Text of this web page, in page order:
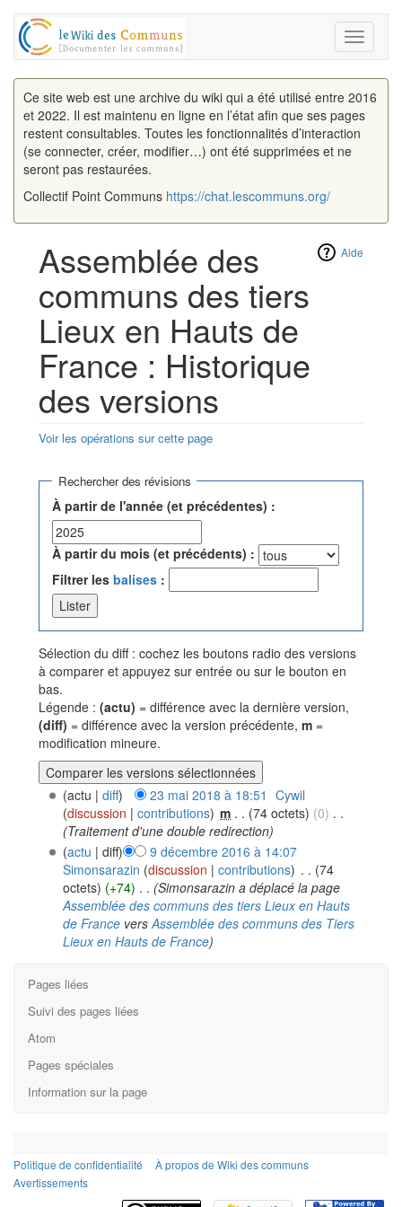
Toggle
Ce site web est une archive du wiki qui a été utilisé entre 2016
et 2022. Il est maintenu en ligne en l’état afin que ses pages
restent consultables. Toutes les fonctionnalités d’interaction
(se connecter, créer, modifier…) ont été supprimées et ne
seront pas restaurées.
Collectif Point Communs https://chat.lescommuns.org/
Aide
Assemblée des
communs des tiers
Lieux en Hauts de
France : Historique
des versions
Voir les opérations sur cette page
Rechercher des révisions
À partir de l'année (et précédentes) :
À partir du mois (et précédents) :
Filtrer les balises :
Sélection du diff : cochez les boutons radio des versions
à comparer et appuyez sur entrée ou sur le bouton en
bas.
Légende : (actu) = différence avec la dernière version,
(diff) = différence avec la version précédente, m =
modification mineure.
(actu | diff) 23 mai 2018 à 18:51
Cywil
(discussion | contributions) ‎m . . (74 octets) (0) . .
(Traitement d'une double redirection)
(actu | diff)
9 décembre 2016 à 14:07
Simonsarazin (discussion | contributions) . . (74
octets) (+74) . . (Simonsarazin a déplacé la page
Assemblée des communs des tiers Lieux en Hauts
de Francevers Assemblée des communs des Tiers
Lieux en Hauts de France)
Pages liées
Suivi des pages liées
Atom
Pages spéciales
Information sur la page
Politique de confidentialité
À propos de Wiki des communs
Avertissements